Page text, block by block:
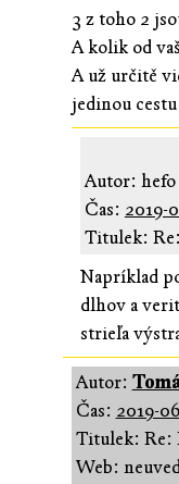
3 z toho 2
A kolik od
A už určitě
jedinou
Autor:
Čas: 2019-
Titulek:
Napríklad
dlhov a
strieľa
Autor:
Čas: 2019-
Titulek: Re:
Web: